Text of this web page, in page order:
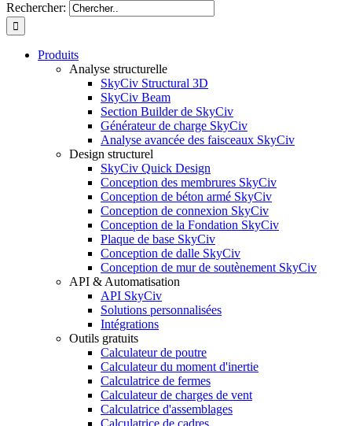
Rechercher:
Produits
Analyse structurelle
SkyCiv Structural 3D
SkyCiv Beam
Section Builder de SkyCiv
Générateur de charge SkyCiv
Analyse avancée des faisceaux SkyCiv
Design structurel
SkyCiv Quick Design
Conception des membrures SkyCiv
Conception de béton armé SkyCiv
Conception de connexion SkyCiv
Conception de la Fondation SkyCiv
Plaque de base SkyCiv
Conception de dalle SkyCiv
Conception de mur de soutènement SkyCiv
API & Automatisation
API SkyCiv
Solutions personnalisées
Intégrations
Outils gratuits
Calculateur de poutre
Calculateur du moment d'inertie
Calculatrice de fermes
Calculateur de charges de vent
Calculatrice d'assemblages
Calculatrice de cadres